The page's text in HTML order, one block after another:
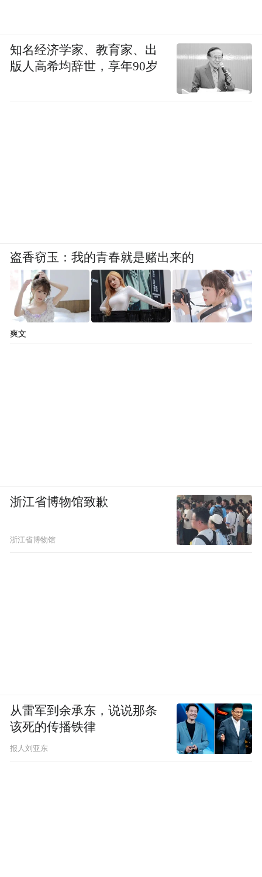
知名经济学家、教育家、出
版人高希均辞世，享年90岁
盗香窃玉：我的青春就是赌出来的
爽文
浙江省博物馆致歉
浙江省博物馆
从雷军到余承东，说说那条
该死的传播铁律
报人刘亚东